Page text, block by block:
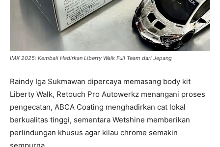
IMX 2025: Kembali Hadirkan Liberty Walk Full Team dari Jepang
Raindy Iga Sukmawan dipercaya memasang body kit
Liberty Walk, Retouch Pro Autowerkz menangani proses
pengecatan, ABCA Coating menghadirkan cat lokal
berkualitas tinggi, sementara Wetshine memberikan
perlindungan khusus agar kilau chrome semakin